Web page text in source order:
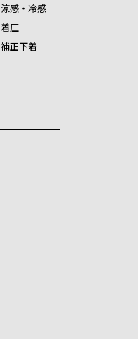
涼感・冷感
着圧
補正下着